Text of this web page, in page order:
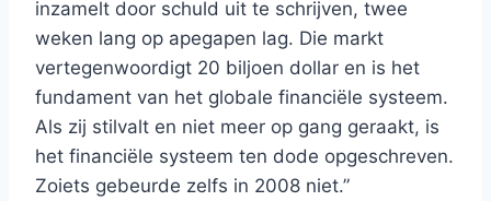
inzamelt door schuld uit te schrijven, twee
weken lang op apegapen lag. Die markt
vertegenwoordigt 20 biljoen dollar en is het
fundament van het globale financiële systeem.
Als zij stilvalt en niet meer op gang geraakt, is
het financiële systeem ten dode opgeschreven.
Zoiets gebeurde zelfs in 2008 niet.”